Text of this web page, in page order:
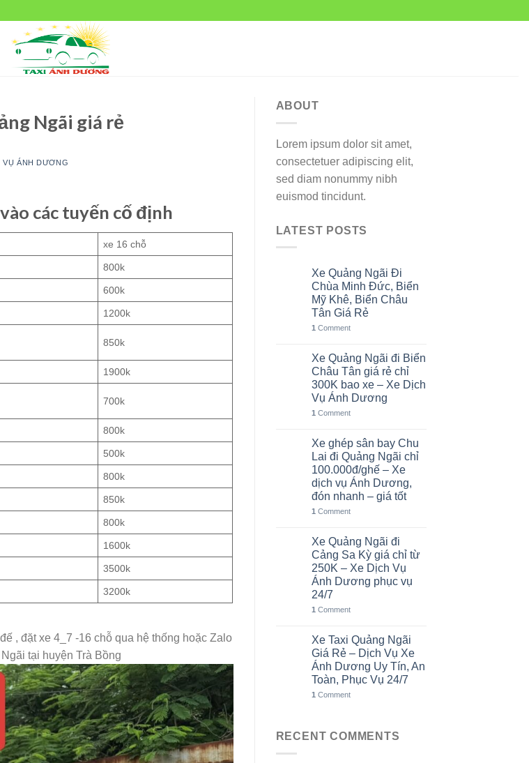
Ngãi giá rẻ
VỤ ÁNH DƯƠNG
các tuyến cố định
xe 16 chỗ
800k
600k
1200k
850k
1900k
700k
800k
500k
800k
850k
800k
1600k
3500k
3200k
, đặt xe 4_7 -16 chỗ qua hệ thống hoặc Zalo
tại huyện Trà Bồng
ABOUT
Lorem ipsum dolor sit amet,
consectetuer adipiscing elit,
sed diam nonummy nibh
euismod tincidunt.
LATEST POSTS
Xe Quảng Ngãi Đi
Chùa Minh Đức, Biển
Mỹ Khê, Biển Châu
Tân Giá Rẻ
1 Comment
Xe Quảng Ngãi đi Biển
Châu Tân giá rẻ chỉ
300K bao xe – Xe Dịch
Vụ Ánh Dương
1 Comment
Xe ghép sân bay Chu
Lai đi Quảng Ngãi chỉ
100.000đ/ghế – Xe
dịch vụ Ánh Dương,
đón nhanh – giá tốt
1 Comment
Xe Quảng Ngãi đi
Cảng Sa Kỳ giá chỉ từ
250K – Xe Dịch Vụ
Ánh Dương phục vụ
24/7
1 Comment
Xe Taxi Quảng Ngãi
Giá Rẻ – Dịch Vụ Xe
Ánh Dương Uy Tín, An
Toàn, Phục Vụ 24/7
1 Comment
RECENT COMMENTS